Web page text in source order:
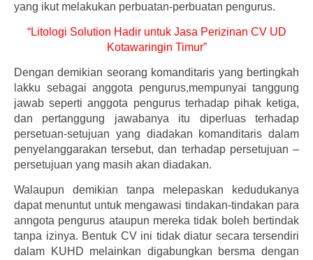
yang ikut melakukan perbuatan-perbuatan pengurus.
“Litologi Solution Hadir untuk Jasa Perizinan CV UD
Kotawaringin Timur”
Dengan demikian seorang komanditaris yang bertingkah
lakku sebagai anggota pengurus,mempunyai tanggung
jawab seperti anggota pengurus terhadap pihak ketiga,
dan pertanggung jawabanya itu diperluas terhadap
persetuan-setujuan yang diadakan komanditaris dalam
penyelanggarakan tersebut, dan terhadap persetujuan –
persetujuan yang masih akan diadakan.
Walaupun demikian tanpa melepaskan kedudukanya
dapat menuntut untuk mengawasi tindakan-tindakan para
anngota pengurus ataupun mereka tidak boleh bertindak
tanpa izinya. Bentuk CV ini tidak diatur secara tersendiri
dalam KUHD melainkan digabungkan bersma dengan